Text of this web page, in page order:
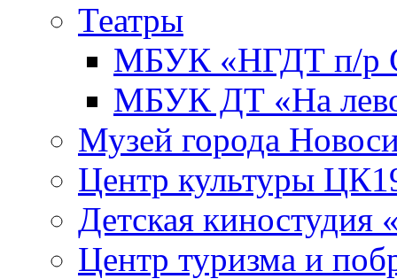
Театры
МБУК «НГДТ п/р
МБУК ДТ «На
Музей города
Центр культуры
Детская киностудия
Центр туризма и